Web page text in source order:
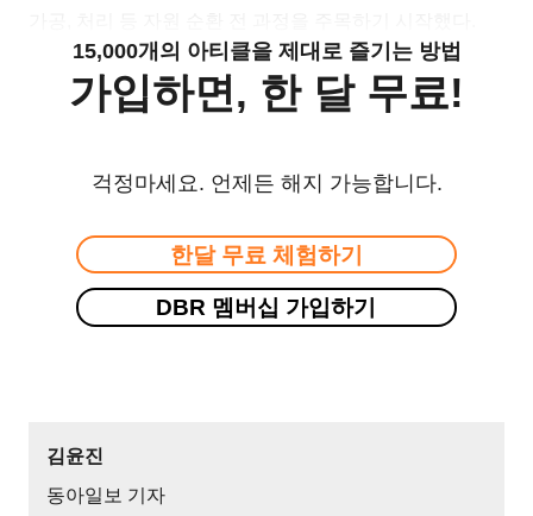
15,000개의 아티클을 제대로 즐기는 방법
가입하면, 한 달 무료!
걱정마세요. 언제든 해지 가능합니다.
한달 무료 체험하기
DBR 멤버십 가입하기
김윤진
동아일보 기자